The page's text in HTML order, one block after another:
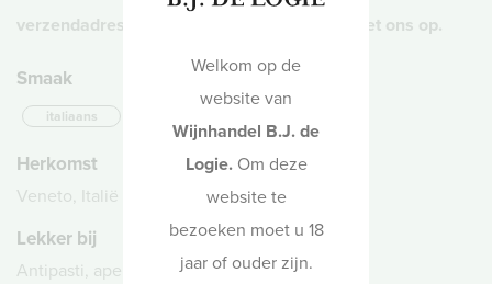
verzendadressen? Dat kan! Neem contact met ons op.
Smaak
italiaans
Herkomst
Veneto, Italië
Lekker bij
Antipasti, aperitief
Welkom op de
website van
Wijnhandel B.J. de
Logie.Om deze
website te
bezoeken moet u 18
jaar of ouder zijn.